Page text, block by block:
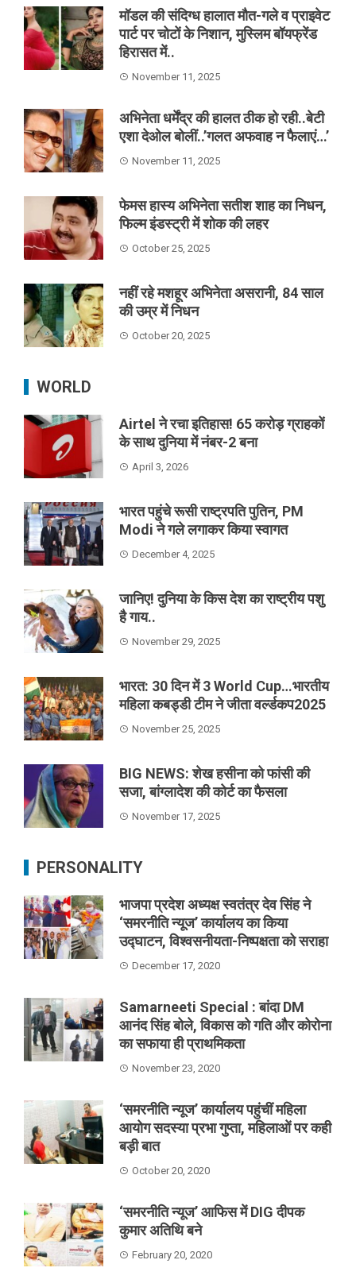
मॉडल की संदिग्ध हालात मौत-गले व प्राइवेट
पार्ट पर चोटों के निशान, मुस्लिम बॉयफ्रेंड
हिरासत में..
November 11, 2025
अभिनेता धर्मेंद्र की हालत ठीक हो रही..बेटी
एशा देओल बोलीं..’गलत अफवाह न फैलाएं…’
November 11, 2025
फेमस हास्य अभिनेता सतीश शाह का निधन,
फिल्म इंडस्ट्री में शोक की लहर
October 25, 2025
नहीं रहे मशहूर अभिनेता असरानी, 84 साल
की उम्र में निधन
October 20, 2025
WORLD
Airtel ने रचा इतिहास! 65 करोड़ ग्राहकों
के साथ दुनिया में नंबर-2 बना
April 3, 2026
भारत पहुंचे रूसी राष्ट्रपति पुतिन, PM
Modi ने गले लगाकर किया स्वागत
December 4, 2025
जानिए! दुनिया के किस देश का राष्ट्रीय पशु
है गाय..
November 29, 2025
भारत: 30 दिन में 3 World Cup…भारतीय
महिला कबड्डी टीम ने जीता वर्ल्डकप2025
November 25, 2025
BIG NEWS: शेख हसीना को फांसी की
सजा, बांग्लादेश की कोर्ट का फैसला
November 17, 2025
PERSONALITY
भाजपा प्रदेश अध्यक्ष स्वतंत्र देव सिंह ने
‘समरनीति न्यूज’ कार्यालय का किया
उद्घाटन, विश्वसनीयता-निष्पक्षता को सराहा
December 17, 2020
Samarneeti Special : बांदा DM
आनंद सिंह बोले, विकास को गति और कोरोना
का सफाया ही प्राथमिकता
November 23, 2020
‘समरनीति न्यूज’ कार्यालय पहुंचीं महिला
आयोग सदस्या प्रभा गुप्ता, महिलाओं पर कही
बड़ी बात
October 20, 2020
‘समरनीति न्यूज’ आफिस में DIG दीपक
कुमार अतिथि बने
February 20, 2020